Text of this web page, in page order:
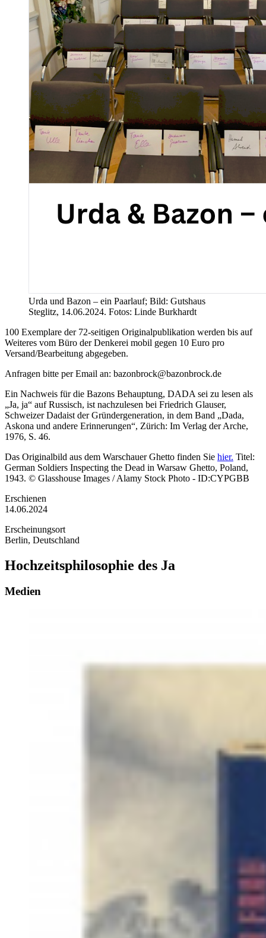
Urda und Bazon – ein Paarlauf; Bild: Gutshaus
Steglitz, 14.06.2024. Fotos: Linde Burkhardt
100 Exemplare der 72-seitigen Originalpublikation werden bis auf
Weiteres vom Büro der Denkerei mobil gegen 10 Euro pro
Versand/Bearbeitung abgegeben.
Anfragen bitte per Email an: bazonbrock@bazonbrock.de
Ein Nachweis für die Bazons Behauptung, DADA sei zu lesen als
„Ja, ja“ auf Russisch, ist nachzulesen bei Friedrich Glauser,
Schweizer Dadaist der Gründergeneration, in dem Band „Dada,
Askona und andere Erinnerungen“, Zürich: Im Verlag der Arche,
1976, S. 46.
Das Originalbild aus dem Warschauer Ghetto finden Sie hier. Titel:
German Soldiers Inspecting the Dead in Warsaw Ghetto, Poland,
1943. © Glasshouse Images / Alamy Stock Photo - ID:CYPGBB
Erschienen
14.06.2024
Erscheinungsort
Berlin, Deutschland
Hochzeitsphilosophie des Ja
Medien